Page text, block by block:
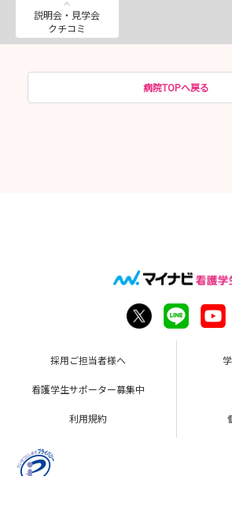
説明会・見学会
クチコミ
病院TOPへ戻る
採用ご担当者様へ
看護学生サポーター募集中
利用規約